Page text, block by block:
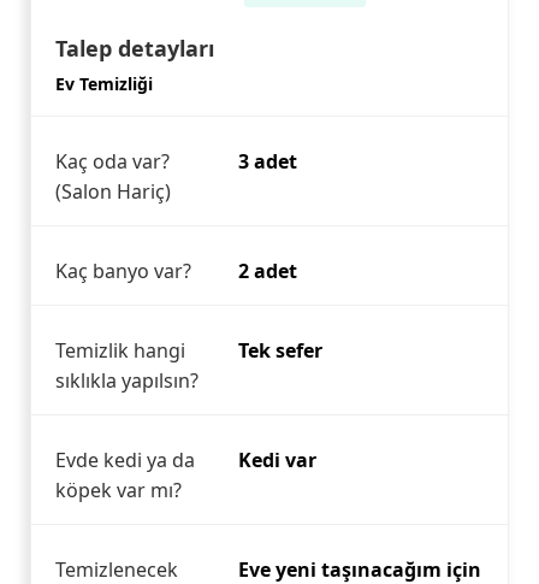
Talep detayları
Ev Temizliği
Kaç oda var?
(Salon Hariç)
3 adet
Kaç banyo var? 2 adet
Temizlik hangi
sıklıkla yapılsın?
Tek sefer
Evde kedi ya da
köpek var mı?
Kedi var
Temizlenecek
Eve yeni taşınacağım için